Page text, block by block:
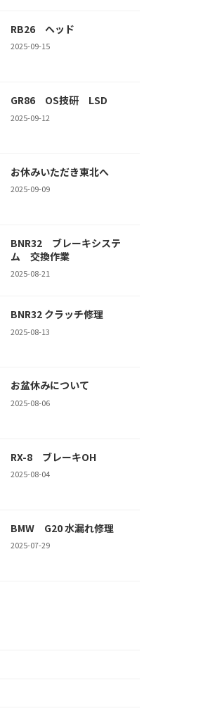
RB26 ヘッド
2025-09-15
GR86 OS技研 LSD
2025-09-12
お休みいただき東北へ
2025-09-09
BNR32 ブレーキシステ
ム 交換作業
2025-08-21
BNR32 クラッチ修理
2025-08-13
お盆休みについて
2025-08-06
RX-8 ブレーキOH
2025-08-04
BMW G20 水漏れ修理
2025-07-29